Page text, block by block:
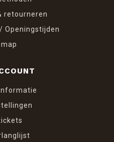
retourneren
Openingstijden